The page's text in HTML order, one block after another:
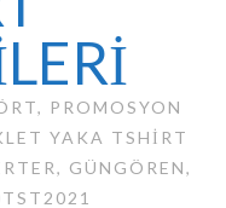
PROMOSYON
YAKA TSHIRT
GÜNGÖREN,